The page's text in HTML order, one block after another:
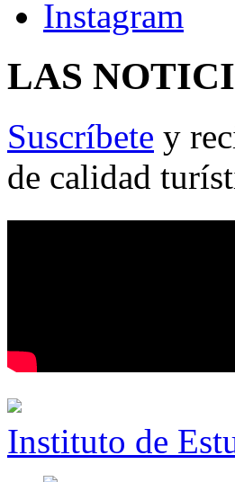
LAS
Suscríbete y
de calidad
Instituto de